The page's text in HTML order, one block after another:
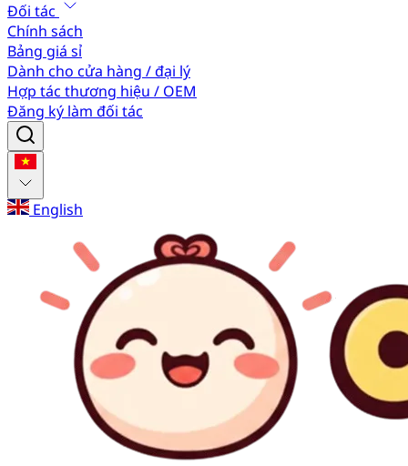
Đối tác
Chính sách
Bảng giá sỉ
Dành cho cửa hàng / đại lý
Hợp tác thương hiệu / OEM
Đăng ký làm đối tác
English